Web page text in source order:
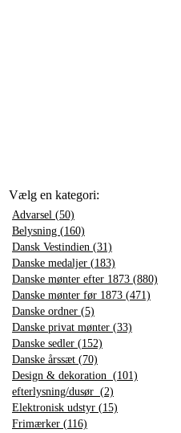
Vælg en kategori:
Advarsel (50)
Belysning (160)
Dansk Vestindien (31)
Danske medaljer (183)
Danske mønter efter 1873 (880)
Danske mønter før 1873 (471)
Danske ordner (5)
Danske privat mønter (33)
Danske sedler (152)
Danske årssæt (70)
Design & dekoration (101)
efterlysning/dusør (2)
Elektronisk udstyr (15)
Frimærker (116)